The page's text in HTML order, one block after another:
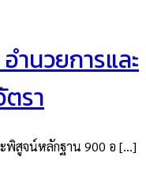
ำนวยการและ
รา
พิสูจน์หลักฐาน 900 อ […]